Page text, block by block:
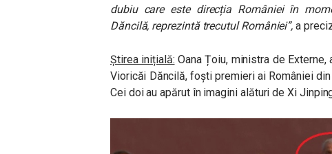
dubiu care este direcția României în
Dăncilă, reprezintă trecutul României”, a
Știrea inițială: Oana Țoiu, ministra de
Vioricăi Dăncilă,foști premieri ai României
Cei doi au apărut în imagini alături de Xi